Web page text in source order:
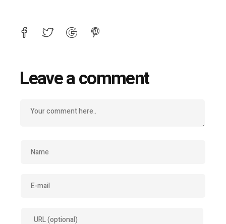
Leave a comment